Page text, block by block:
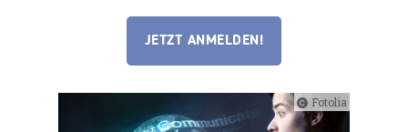
JETZT ANMELDEN!
Fotolia